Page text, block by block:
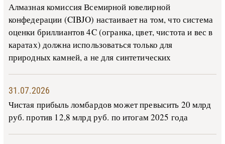
Алмазная комиссия Всемирной ювелирной
конфедерации (CIBJO) настаивает на том, что система
оценки бриллиантов 4C (огранка, цвет, чистота и вес в
каратах) должна использоваться только для
природных камней, а не для синтетических
31.07.2026
Чистая прибыль ломбардов может превысить 20 млрд
руб. против 12,8 млрд руб. по итогам 2025 года